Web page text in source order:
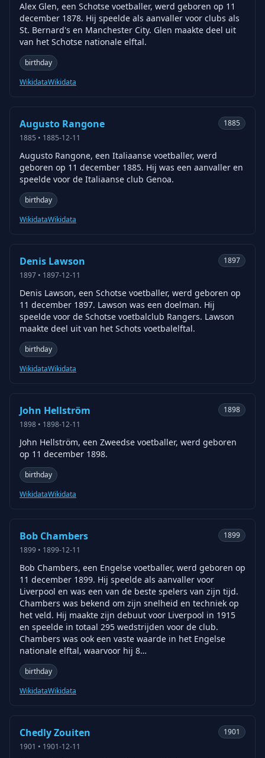
Alex Glen, een Schotse voetballer, werd geboren op 11
december 1878. Hij speelde als aanvaller voor clubs als
St. Bernard's en Manchester City. Glen maakte deel uit
van het Schotse nationale elftal.
birthday
WikidataWikidata
Augusto Rangone
1885 • 1885-12-11
1885
Augusto Rangone, een Italiaanse voetballer, werd
geboren op 11 december 1885. Hij was een aanvaller en
speelde voor de Italiaanse club Genoa.
birthday
WikidataWikidata
Denis Lawson
1897 • 1897-12-11
1897
Denis Lawson, een Schotse voetballer, werd geboren op
11 december 1897. Lawson was een doelman. Hij
speelde voor de Schotse voetbalclub Rangers. Lawson
maakte deel uit van het Schots voetbalelftal.
birthday
WikidataWikidata
John Hellström
1898 • 1898-12-11
1898
John Hellström, een Zweedse voetballer, werd geboren
op 11 december 1898.
birthday
WikidataWikidata
Bob Chambers
1899 • 1899-12-11
1899
Bob Chambers, een Engelse voetballer, werd geboren op
11 december 1899. Hij speelde als aanvaller voor
Liverpool en was een van de beste spelers van zijn tijd.
Chambers was bekend om zijn snelheid en techniek op
het veld. Hij maakte zijn debuut voor Liverpool in 1915
en speelde in totaal 295 wedstrijden voor de club.
Chambers was ook een vaste waarde in het Engelse
nationale elftal, waarvoor hij 8…
birthday
WikidataWikidata
Chedly Zouiten
1901 • 1901-12-11
1901